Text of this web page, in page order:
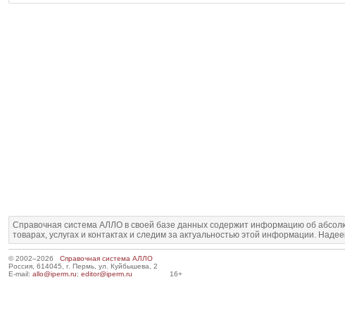
Справочная система АЛЛО в своей базе данных содержит информацию об
товарах, услугах и контактах и следим за актуальностью этой информации.
© 2002–2026 Справочная система АЛЛО
Россия, 614045, г. Пермь, ул. Куйбышева, 2
E-mail: allo@iperm.ru; editor@iperm.ru 16+